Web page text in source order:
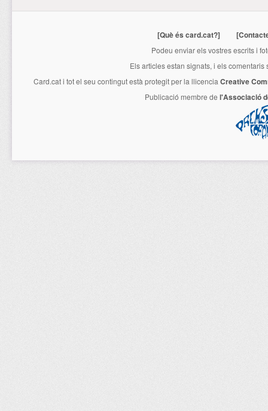
[Què és card.cat?]
Podeu enviar els vostres escrits i
Els articles estan signats, i els
Card.cati tot el seu contingut està protegit per la llicencia Creative
Publicació membre de l'Associació